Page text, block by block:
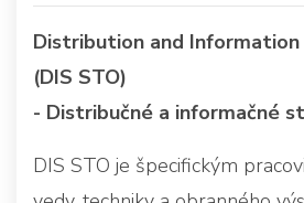
Distribution and
(DIS STO)
- Distribučné a informačné
DIS STO je špecifickým